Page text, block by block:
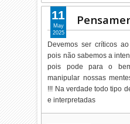
Devemos ser críticos
pois não sabemos a
pois pode para o
manipular nossas
!!! Na verdade todo tipo
e interpretadas
11
May
2025